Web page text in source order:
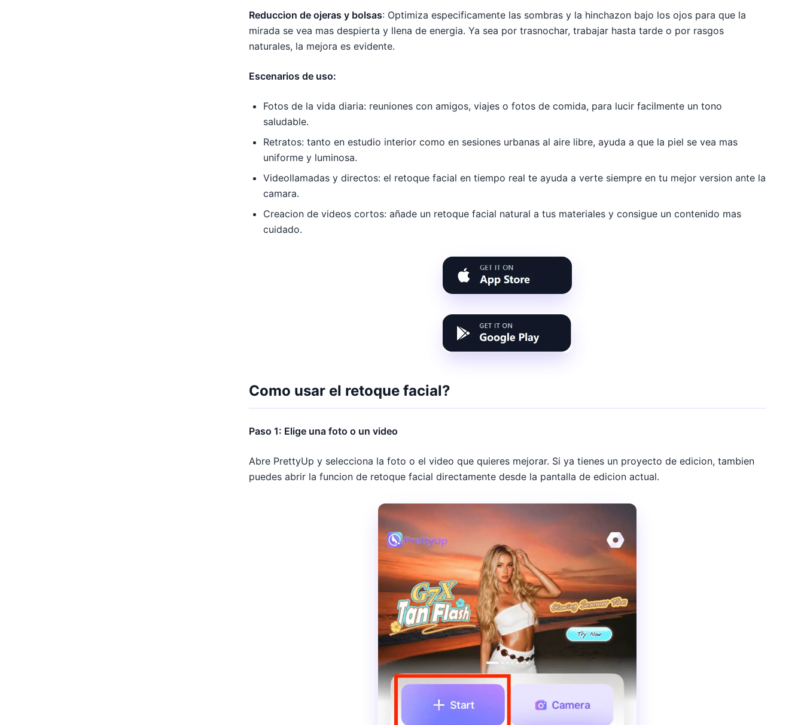
Reduccion de ojeras y bolsas: Optimiza especificamente las sombras y la hinchazon bajo los ojos para que la
mirada se vea mas despierta y llena de energia. Ya sea por trasnochar, trabajar hasta tarde o por rasgos
naturales, la mejora es evidente.
Escenarios de uso:
Fotos de la vida diaria: reuniones con amigos, viajes o fotos de comida, para lucir facilmente un tono
saludable.
Retratos: tanto en estudio interior como en sesiones urbanas al aire libre, ayuda a que la piel se vea mas
uniforme y luminosa.
Videollamadas y directos: el retoque facial en tiempo real te ayuda a verte siempre en tu mejor version ante la
camara.
Creacion de videos cortos: añade un retoque facial natural a tus materiales y consigue un contenido mas
cuidado.
Como usar el retoque facial?
Paso 1: Elige una foto o un video
Abre PrettyUp y selecciona la foto o el video que quieres mejorar. Si ya tienes un proyecto de edicion, tambien
puedes abrir la funcion de retoque facial directamente desde la pantalla de edicion actual.